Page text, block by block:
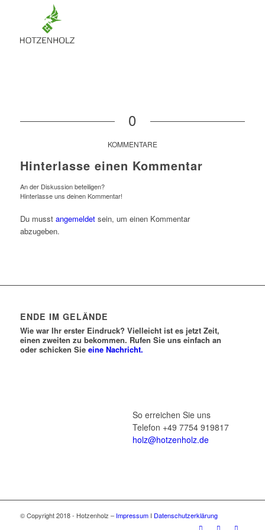
0
KOMMENTARE
Hinterlasse einen Kommentar
An der Diskussion beteiligen?
Hinterlasse uns deinen Kommentar!
Du musst angemeldetsein, um einen Kommentar
abzugeben.
ENDE IM GELÄNDE
Wie war Ihr erster Eindruck? Vielleicht ist es jetzt Zeit,
einen zweiten zu bekommen. Rufen Sie uns einfach an
oder schicken Sie eine Nachricht.
So erreichen Sie uns
Telefon +49 7754 919817
holz@hotzenholz.de
© Copyright 2018 - Hotzenholz – ImpressumI Datenschutzerklärung